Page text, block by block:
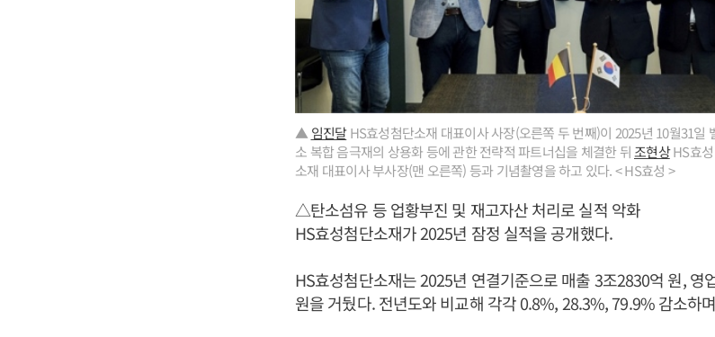
▲ 임진달HS효성첨단소재 대표이사 사장(오른쪽 두 번째)이 2025년 10월31일
소 복합 음극재의 상용화 등에 관한 전략적 파트너십을 체결한 뒤조현상HS효성
소재 대표이사 부사장(맨 오른쪽) 등과 기념촬영을 하고 있다. < HS효성 >
△탄소섬유 등 업황부진 및 재고자산 처리로 실적 악화
HS효성첨단소재가 2025년 잠정 실적을 공개했다.
HS효성첨단소재는 2025년 연결기준으로 매출 3조2830억 원, 영
원을 거뒀다. 전년도와 비교해 각각 0.8%, 28.3%, 79.9% 감소하